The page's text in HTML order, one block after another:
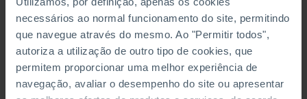
necessários ao normal funcionamento do site, permitindo
que navegue através do mesmo. Ao "Permitir todos",
autoriza a utilização de outro tipo de cookies, que
permitem proporcionar uma melhor experiência de
navegação, avaliar o desempenho do site ou apresentar
DESPESAS
DESPESA DAS CÂMARAS MUNICIPAIS EM % DO TOTAL
DESPESA DAS CÂMARAS MUNICIPAIS: CORRENTES E DE